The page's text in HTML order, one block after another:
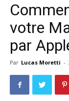
votre
par
Par Lucas Moretti -